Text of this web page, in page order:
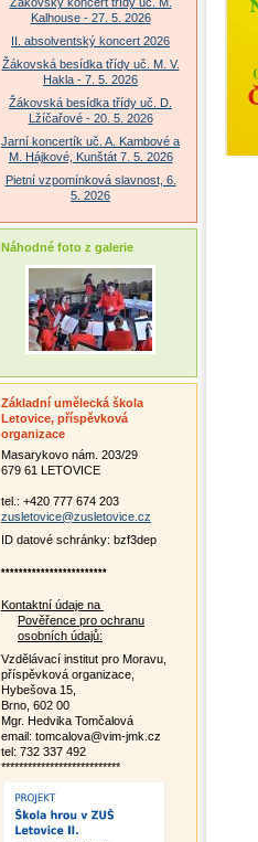
Kalhouse - 27. 5. 2026
II. absolventský koncert 2026
Žákovská besídka třídy uč. M. V.
Hakla - 7. 5. 2026
Žákovská besídka třídy uč. D.
Lžíčařové - 20. 5. 2026
Jarní koncertík uč. A. Kambové a
M. Hájkové, Kunštát 7. 5. 2026
Pietní vzpomínková slavnost, 6.
5. 2026
Náhodné foto z galerie
Základní umělecká škola
Letovice, příspěvková
organizace
Masarykovo nám. 203/29
679 61 LETOVICE
tel.: +420 777 674 203
zusletovice@zusletovice.cz
ID datové schránky: bzf3dep
************************
Kontaktní údaje na
Pověřence pro ochranu
osobních údajů:
Vzdělávací institut pro Moravu,
příspěvková organizace,
Hybešova 15,
Brno, 602 00
Mgr. Hedvika Tomčalová
email: tomcalova@vim-jmk.cz
tel: 732 337 492
***************************